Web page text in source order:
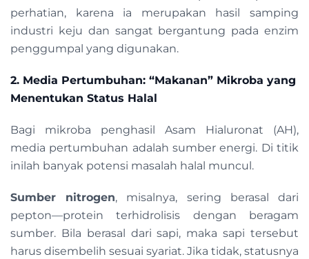
perhatian, karena ia merupakan hasil samping
industri keju dan sangat bergantung pada enzim
penggumpal yang digunakan.
2. Media Pertumbuhan: “Makanan” Mikroba yang
Menentukan Status Halal
Bagi mikroba penghasil Asam Hialuronat (AH),
media pertumbuhan adalah sumber energi. Di titik
inilah banyak potensi masalah halal muncul.
Sumber nitrogen, misalnya, sering berasal dari
pepton—protein terhidrolisis dengan beragam
sumber. Bila berasal dari sapi, maka sapi tersebut
harus disembelih sesuai syariat. Jika tidak, statusnya